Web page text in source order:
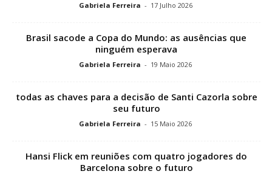
Gabriela Ferreira - 17 Julho 2026
Brasil sacode a Copa do Mundo: as ausências que
ninguém esperava
Gabriela Ferreira - 19 Maio 2026
todas as chaves para a decisão de Santi Cazorla sobre
seu futuro
Gabriela Ferreira - 15 Maio 2026
Hansi Flick em reuniões com quatro jogadores do
Barcelona sobre o futuro